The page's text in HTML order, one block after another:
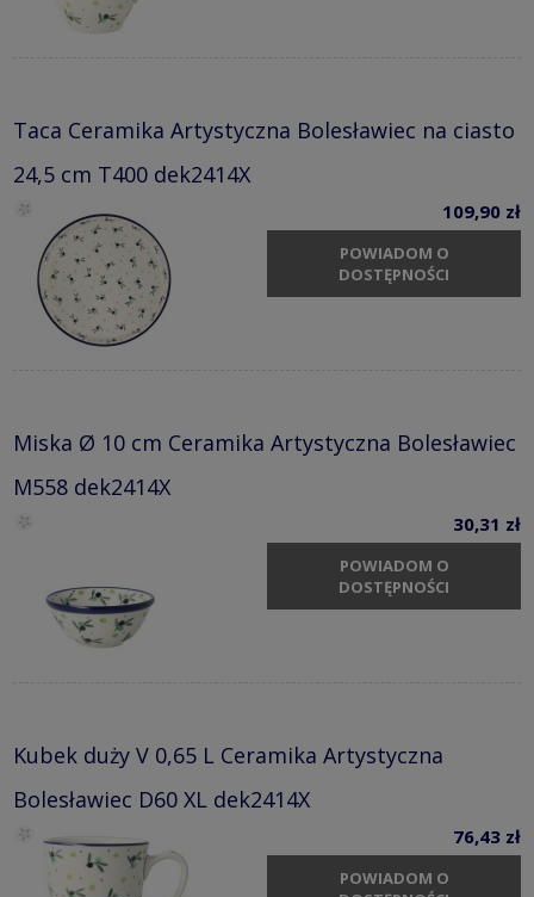
Taca Ceramika Artystyczna Bolesławiec na ciasto
24,5 cm T400 dek2414X
109,90 zł
POWIADOM O
DOSTĘPNOŚCI
Miska Ø 10 cm Ceramika Artystyczna Bolesławiec
M558 dek2414X
30,31 zł
POWIADOM O
DOSTĘPNOŚCI
Kubek duży V 0,65 L Ceramika Artystyczna
Bolesławiec D60 XL dek2414X
76,43 zł
POWIADOM O